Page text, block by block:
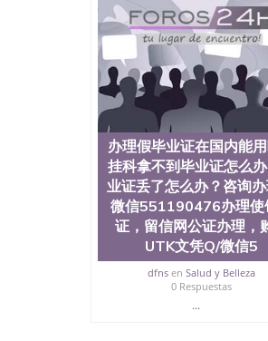
科学院、教育学院、工
学院等。学校的教育学
提供本科、硕士及博士
学、护理、文学、音乐
工程、生物工程、建筑
语、社会科学、心理学
1、客户提供相关材料，
注册申请账号，付定金
完成结果书留服直接邮
所使用的材料，尺寸大小
重叠。 文字图案浮雕，
外客户群体的认可，同
绩单，资格证，学生卡
的海外学历文凭的样版
的需求。 我们的优势：
情诠释什么是高性价比
部认证,录取通知书，雅
办理假毕业证在国内能
挂科拿不到毕业证怎么
业证丢了怎么办？咨询
微信551190476办理使
证，留信网公证办理，
UTK文凭Q/微信5
dfns enSalud y Belleza
0 Respuestas
...